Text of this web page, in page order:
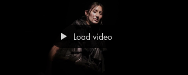
Load video